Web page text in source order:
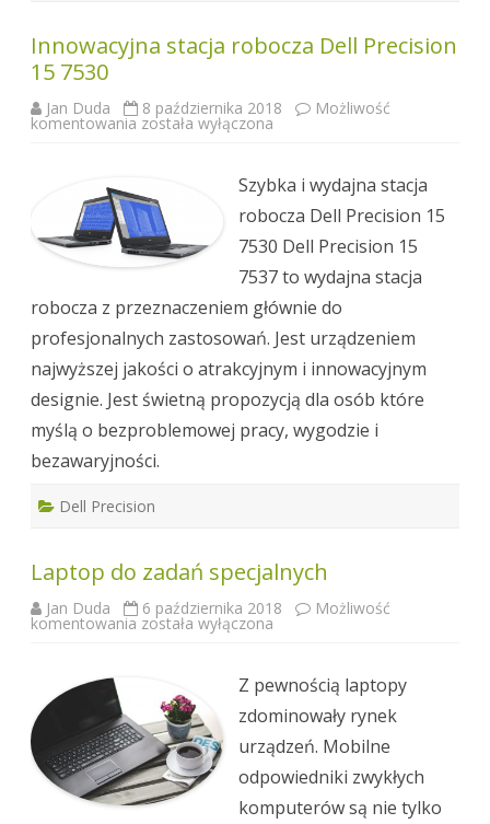
Innowacyjna stacja robocza Dell Precision
15 7530
Jan Duda 8 października 2018 Możliwość
komentowania Innowacyjna
15
7530
została wyłączona
Szybka i wydajna stacja
robocza Dell Precision 15
7530 Dell Precision 15
7537 to wydajna stacja
robocza z przeznaczeniem głównie do
profesjonalnych zastosowań. Jest urządzeniem
najwyższej jakości o atrakcyjnym i innowacyjnym
designie. Jest świetną propozycją dla osób które
myślą o bezproblemowej pracy, wygodzie i
bezawaryjności.
Dell Precision
Laptop do zadań specjalnych
Jan Duda 6 października 2018 Możliwość
komentowania Laptop
została wyłączona
Z pewnością laptopy
zdominowały rynek
urządzeń. Mobilne
odpowiedniki zwykłych
komputerów są nie tylko